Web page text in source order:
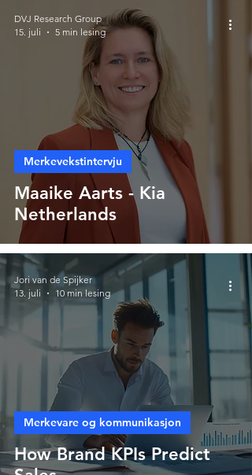
Maaike Aarts - Kia
Netherlands
Merkevekstintervju
DVJ Research Group
15. juli
5 min lesing
How Brand KPIs Predict
Merkevare og kommunikasjon
Jori van de Spijker
13. juli
10 min lesing